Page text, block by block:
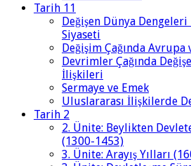
Tarih 11
Değişen Dünya Dengeleri
Siyaseti
Değişim Çağında Avrupa
Devrimler Çağında
İlişkileri
Sermaye ve Emek
Uluslararası İlişkilerde
Tarih 2
2. Ünite: Beylikten
(1300-1453)
3. Ünite: Arayış Yılları